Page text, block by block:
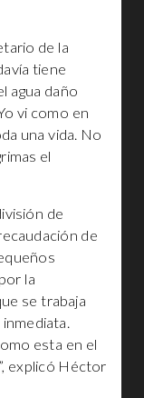
de la
tiene
agua daño
vi como en
una vida. No
el
de
de
la
se trabaja
esta en el
explicó Héctor